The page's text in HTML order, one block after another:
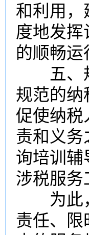
和利用，
度地发
的顺畅运
五、规
规范的纳
促使纳税
责和义务
询培训辅
涉税服务
为此，
责任、限